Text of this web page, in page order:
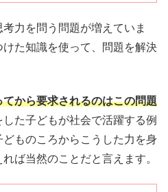
力を問う問題が増えていま
た知識を使って、問題を解決
てから要求されるのはこの問題
た子どもが社会で活躍する例
ものころからこうした力を身
ば当然のことだと言えます。